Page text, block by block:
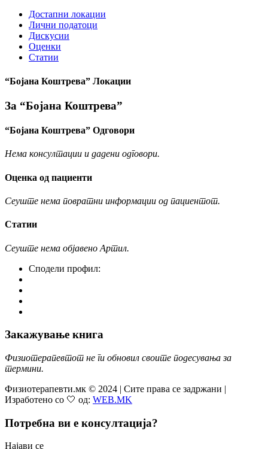
Достапни локации
Лични податоци
Дискусии
Оценки
Статии
“Бојана Коштрева” Локации
За “Бојана Коштрева”
“Бојана Коштрева” Одговори
Нема консултации и дадени одговори.
Оценка од пациенти
Сеуште нема повратни информации од пациентот.
Статии
Сеуште нема објавено Артил.
Сподели профил:
Закажување книга
Физиотерапевтот не ги обновил своите подесувања за
термини.
Физиотерапевти.мк © 2024 | Сите права се задржани |
Изработено со 🤍 од: WEB.MK
Потребна ви е консултација?
Најави се